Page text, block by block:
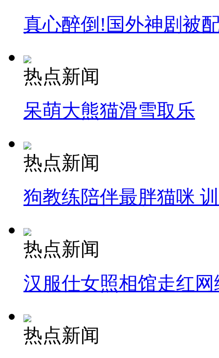
真心醉倒!国外神剧被
热点新闻
呆萌大熊猫滑雪取乐
热点新闻
狗教练陪伴最胖猫咪
热点新闻
汉服仕女照相馆走红网
热点新闻